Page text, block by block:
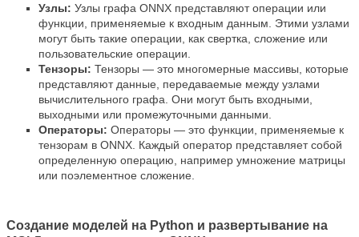
Узлы: Узлы графа ONNX представляют операции или
функции, применяемые к входным данным. Этими узлами
могут быть такие операции, как свертка, сложение или
пользовательские операции.
Тензоры: Тензоры — это многомерные массивы, которые
представляют данные, передаваемые между узлами
вычислительного графа. Они могут быть входными,
выходными или промежуточными данными.
Операторы: Операторы — это функции, применяемые к
тензорам в ONNX. Каждый оператор представляет собой
определенную операцию, например умножение матрицы
или поэлементное сложение.
Создание моделей на Python и развертывание на